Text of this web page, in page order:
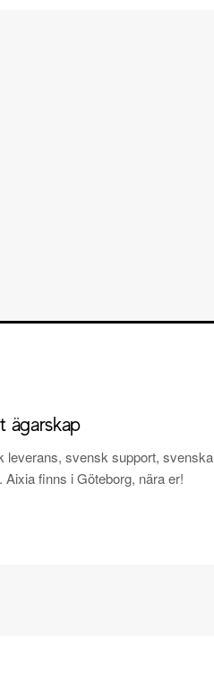
ägarskap
leverans, svensk support, svenska
Aixia finns i Göteborg, nära er!